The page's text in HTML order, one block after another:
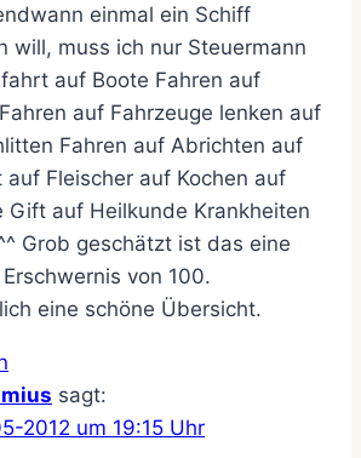
einmal ein Schiff
will, muss ich nur Steuermann
auf Boote Fahren auf
auf Fahrzeuge lenken auf
Fahren auf Abrichten auf
auf Fleischer auf Kochen auf
Gift auf Heilkunde Krankheiten
Grob geschätzt ist das eine
von 100.
eine schöne Übersicht.
sagt:
2012 um 19:15 Uhr